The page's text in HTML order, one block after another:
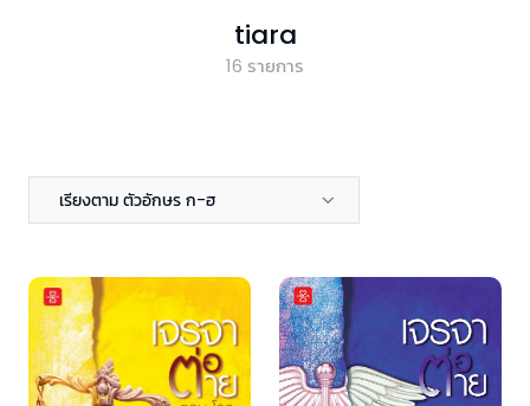
tiara
16 รายการ
เรียงตาม ตัวอักษร ก-ฮ